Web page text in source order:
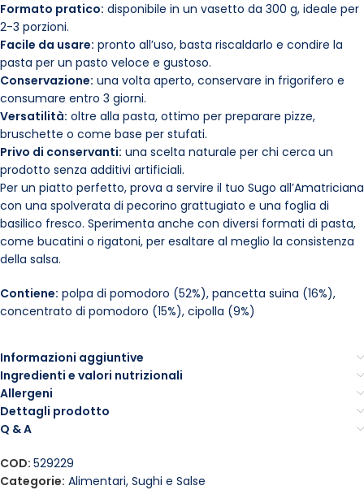
Formato pratico: disponibile in un vasetto da 300 g, ideale per
2-3 porzioni.
Facile da usare: pronto all’uso, basta riscaldarlo e condire la
pasta per un pasto veloce e gustoso.
Conservazione: una volta aperto, conservare in frigorifero e
consumare entro 3 giorni.
Versatilità: oltre alla pasta, ottimo per preparare pizze,
bruschette o come base per stufati.
Privo di conservanti: una scelta naturale per chi cerca un
prodotto senza additivi artificiali.
Per un piatto perfetto, prova a servire il tuo Sugo all’Amatriciana
con una spolverata di pecorino grattugiato e una foglia di
basilico fresco. Sperimenta anche con diversi formati di pasta,
come bucatini o rigatoni, per esaltare al meglio la consistenza
della salsa.
Contiene: polpa di pomodoro (52%), pancetta suina (16%),
concentrato di pomodoro (15%), cipolla (9%)
Informazioni aggiuntive
Ingredienti e valori nutrizionali
Allergeni
Dettagli prodotto
Q & A
COD: 529229
Categorie: Alimentari, Sughi e Salse